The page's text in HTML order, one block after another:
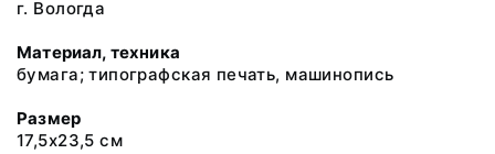
г. Вологда
Материал, техника
бумага; типографская печать, машинопись
Размер
17,5х23,5 см